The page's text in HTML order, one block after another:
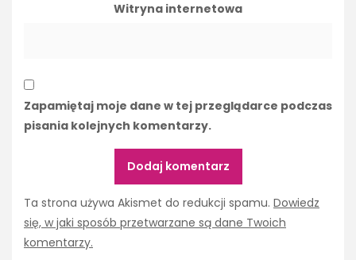
Witryna internetowa
Zapamiętaj moje dane w tej przeglądarce podczas
pisania kolejnych komentarzy.
Ta strona używa Akismet do redukcji spamu. Dowiedz
się, w jaki sposób przetwarzane są dane Twoich
komentarzy.